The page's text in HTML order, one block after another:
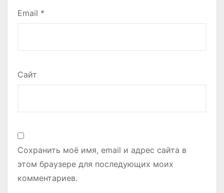
Email *
Сайт
Сохранить моё имя, email и адрес сайта в
этом браузере для последующих моих
комментариев.